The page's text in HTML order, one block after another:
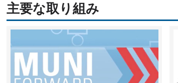
主要な取り組み